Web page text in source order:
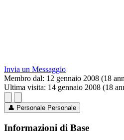
Invia un Messaggio
Membro dal: 12 gennaio 2008 (18
Ultima visita: 14 gennaio 2008 (18
👤 Personale Personale
Informazioni di Base